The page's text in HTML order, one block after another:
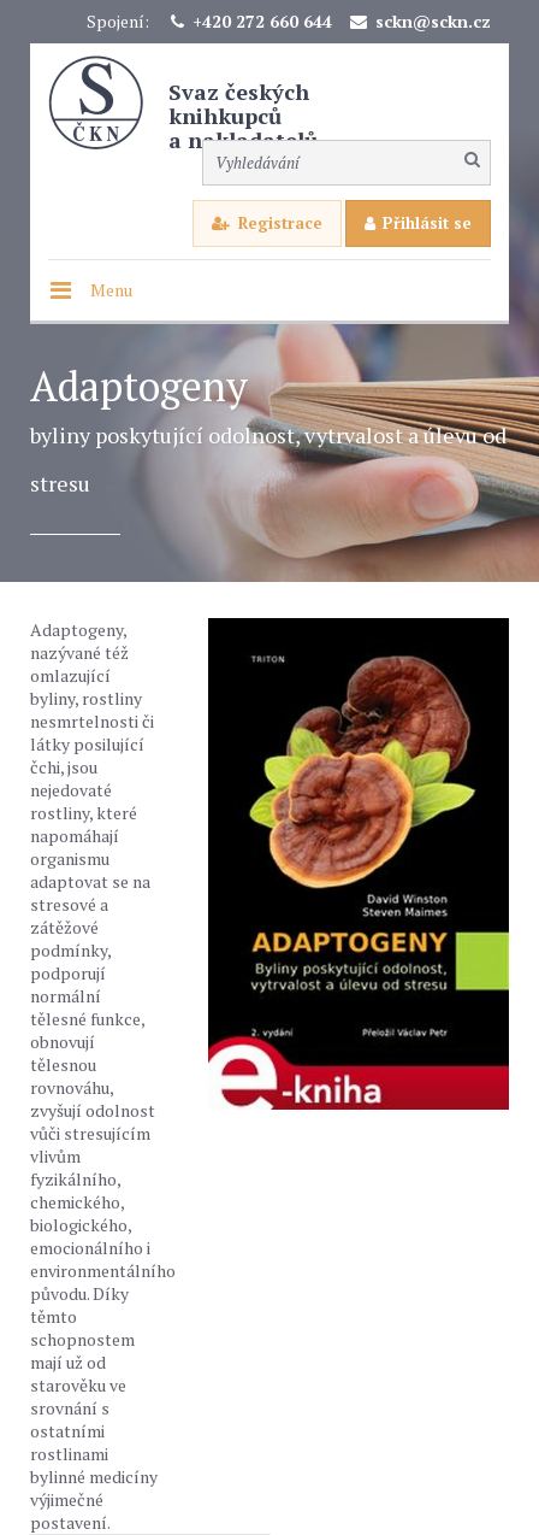
Spojení: +420 272 660 644 sckn@sckn.cz
Svaz českých
knihkupců
a nakladatelů
Registrace Přihlásit se
Menu
Adaptogeny
byliny poskytující odolnost, vytrvalost a úlevu od
stresu
Adaptogeny,
nazývané též
omlazující
byliny, rostliny
nesmrtelnosti či
látky posilující
čchi, jsou
nejedovaté
rostliny, které
napomáhají
organismu
adaptovat se na
stresové a
zátěžové
podmínky,
podporují
normální
tělesné funkce,
obnovují
tělesnou
rovnováhu,
zvyšují odolnost
vůči stresujícím
vlivům
fyzikálního,
chemického,
biologického,
emocionálního i
environmentálního
původu. Díky
těmto
schopnostem
mají už od
starověku ve
srovnání s
ostatními
rostlinami
bylinné medicíny
výjimečné
postavení.